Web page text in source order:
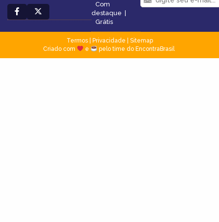
Com
destaque
Grátis
Termos| Privacidade
Sitemap
Criado com
e pelo time do EncontraBrasil